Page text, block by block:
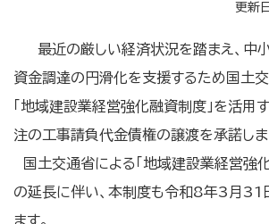
更新
最近の厳しい経済状況を踏まえ、中
資金調達の円滑化を支援するため国土
「地域建設業経営強化融資制度」を活用
注の工事請負代金債権の譲渡を承諾しま
国土交通省による「地域建設業経営強
の延長に伴い、本制度も令和8年3月31
ます。